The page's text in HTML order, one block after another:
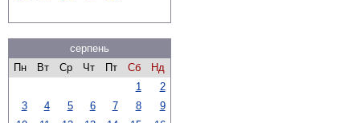
серпень
Пн
Вт Ср Чт Пт Сб
Нд
1
2
3
4 5 6 7 8
9